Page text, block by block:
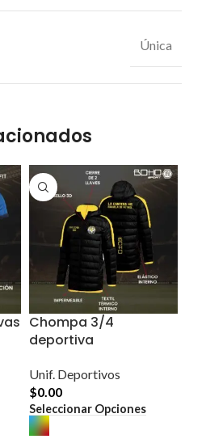
Única
Chompa 3/4
deportiva
Unif. Deportivos
$0.00
Seleccionar OpcionesEste
producto